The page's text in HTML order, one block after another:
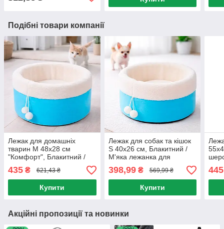
Подібні товари компанії
Лежак для домашніх
тварин М 48х28 см
"Комфорт", Блакитний /
Лежанка кругла для котів
собак / М'яка лежанка для
собак та кішок
435 ₴ 621,43 ₴
Купити
Лежак для собак та кішок
S 40x26 см, Блакитний /
М'яка лежанка для
домашніх тварин /
Лежанка кругла для котів
собак
398,99₴ 569,99 ₴
Купити
та
Акційні пропозиції та новинки